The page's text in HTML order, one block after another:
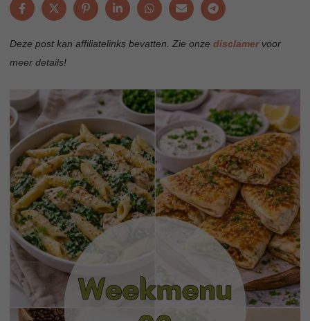
Deze post kan affiliatelinks bevatten. Zie onze disclamervoor
meer details!